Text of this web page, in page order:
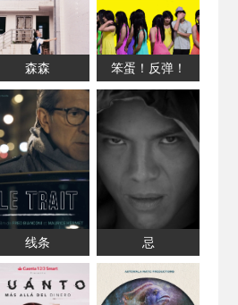
森森 笨蛋！反弹！
线条 忌